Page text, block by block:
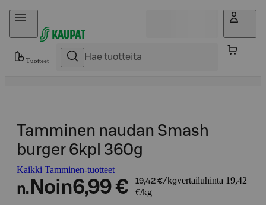
Hyppää sisältöön
Tuotteet
Tamminen naudan Smash
burger 6kpl 360g
Kaikki Tamminen-tuotteet
n. Noin6,99 € 19,42 €/kgvertailuhinta 19,42
€/kg